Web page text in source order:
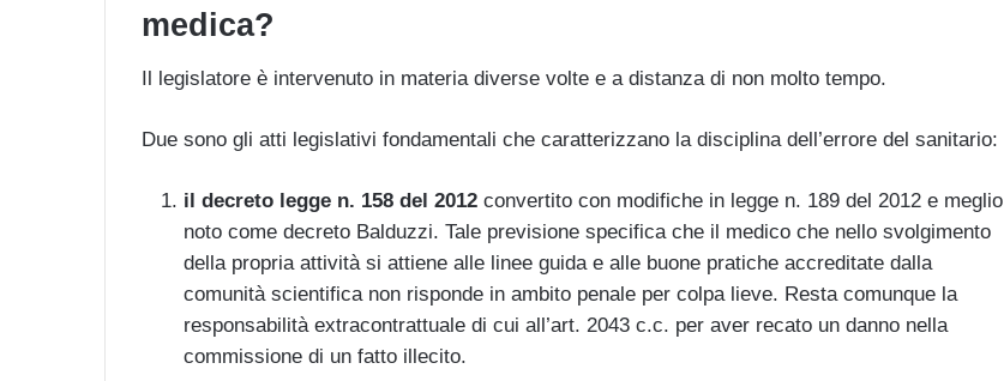
medica?
Il legislatore è intervenuto in materia diverse volte e a distanza di non molto tempo.
Due sono gli atti legislativi fondamentali che caratterizzano la disciplina dell’errore del sanitario:
il decreto legge n. 158 del 2012 convertito con modifiche in legge n. 189 del 2012 e meglio
noto come decreto Balduzzi. Tale previsione specifica che il medico che nello svolgimento
della propria attività si attiene alle linee guida e alle buone pratiche accreditate dalla
comunità scientifica non risponde in ambito penale per colpa lieve. Resta comunque la
responsabilità extracontrattuale di cui all’art. 2043 c.c. per aver recato un danno nella
commissione di un fatto illecito.